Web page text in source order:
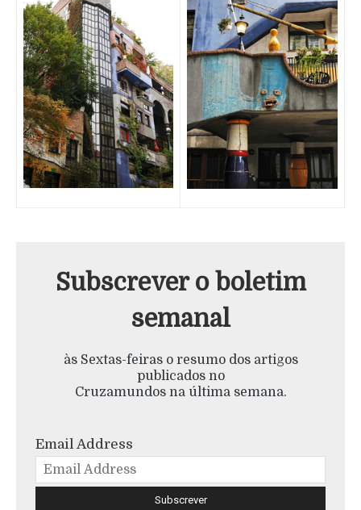
Subscrever o boletim
semanal
às Sextas-feiras o resumo dos artigos
publicados no
Cruzamundos na última semana.
Email Address